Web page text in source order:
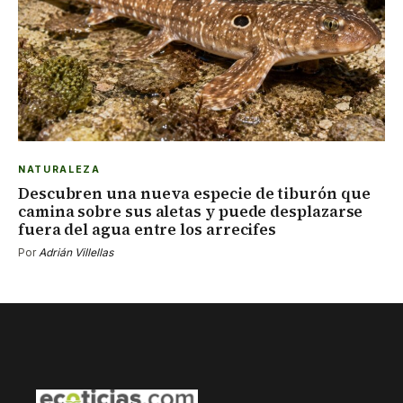
NATURALEZA
Descubren una nueva especie de tiburón que
camina sobre sus aletas y puede desplazarse
fuera del agua entre los arrecifes
Por Adrián Villellas